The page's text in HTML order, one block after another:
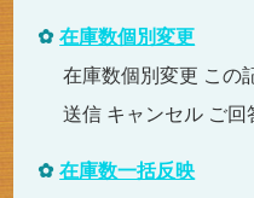
在庫数個別変更
在庫数個別変更 この
送信 キャンセル ご回
在庫数一括反映